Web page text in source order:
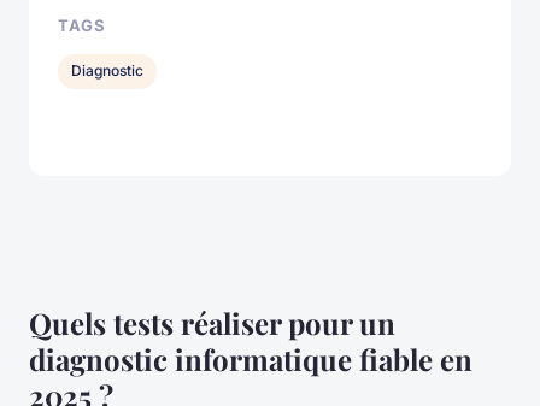
Quels tests réaliser pour un
diagnostic informatique fiable en
2025 ?
TAGS
Diagnostic